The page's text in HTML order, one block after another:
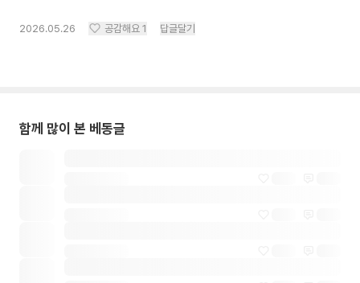
2026.05.26 공감해요 1 답글달기
함께 많이 본 베동글